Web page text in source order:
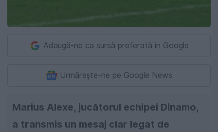
Adaugă-ne ca sursă preferată în Google
Urmărește-ne pe Google News
Marius Alexe, jucătorul echipei Dinamo,
a transmis un mesaj clar legat de